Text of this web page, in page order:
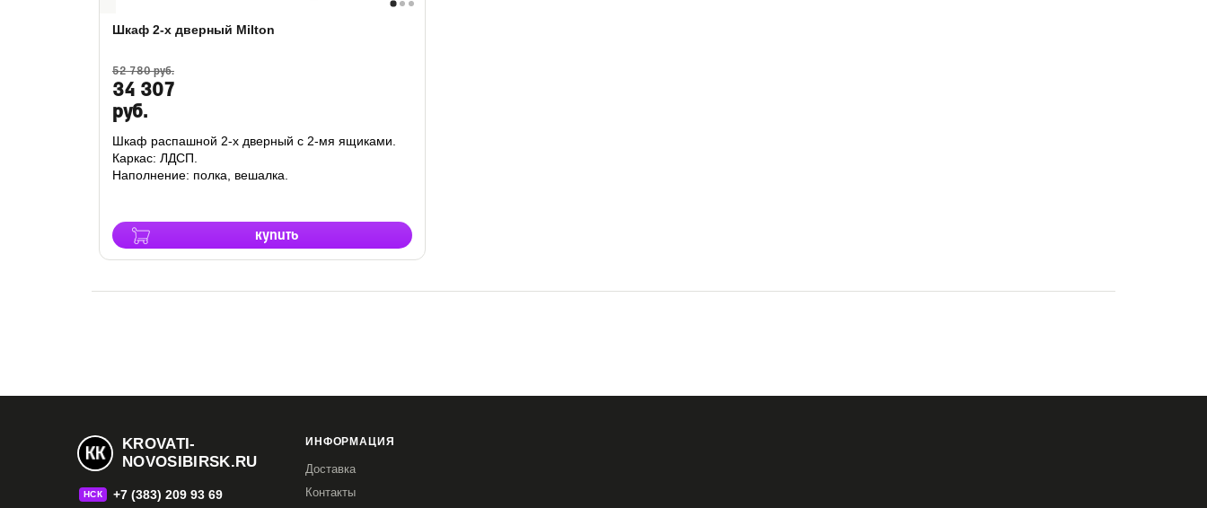
Шкаф 2-х дверный Milton
52 780 руб.
34 307
руб.
купить
Шкаф распашной 2-х дверный с 2-мя ящиками.
Каркас: ЛДСП.
Наполнение: полка, вешалка.
KROVATI-
NOVOSIBIRSK.RU
НСК +7 (383) 209 93 69
ИНФОРМАЦИЯ
Доставка
Контакты